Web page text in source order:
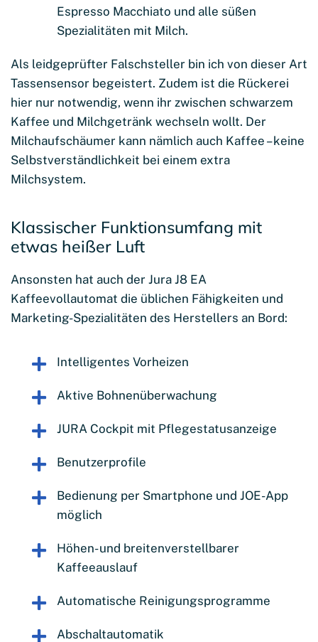
Espresso Macchiato und alle süßen
Spezialitäten mit Milch.
Als leidgeprüfter Falschsteller bin ich von dieser Art
Tassensensor begeistert. Zudem ist die Rückerei
hier nur notwendig, wenn ihr zwischen schwarzem
Kaffee und Milchgetränk wechseln wollt. Der
Milchaufschäumer kann nämlich auch Kaffee – keine
Selbstverständlichkeit bei einem extra
Milchsystem.
Klassischer Funktionsumfang mit
etwas heißer Luft
Ansonsten hat auch der Jura J8 EA
Kaffeevollautomat die üblichen Fähigkeiten und
Marketing-Spezialitäten des Herstellers an Bord:
Intelligentes Vorheizen
Aktive Bohnenüberwachung
JURA Cockpit mit Pflegestatusanzeige
Benutzerprofile
Bedienung per Smartphone und JOE-App
möglich
Höhen- und breitenverstellbarer
Kaffeeauslauf
Automatische Reinigungsprogramme
Abschaltautomatik